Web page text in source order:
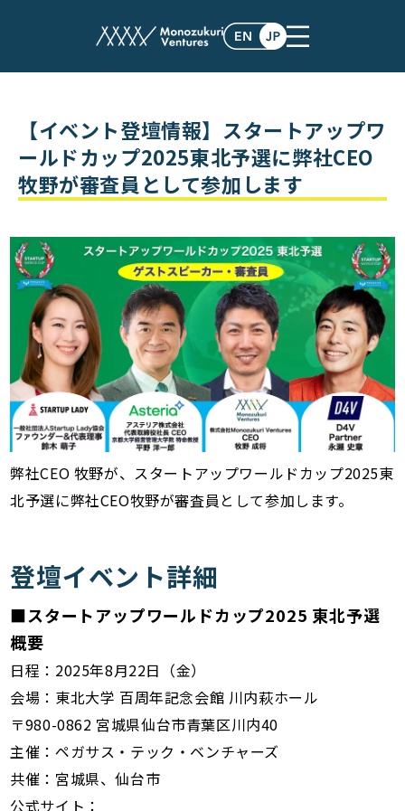
events
【イベント登壇情報】スタートアップワ
ールドカップ2025東北予選に弊社CEO
牧野が審査員として参加します
弊社CEO 牧野が、スタートアップワールドカップ2025東
北予選に弊社CEO牧野が審査員として参加します。
登壇イベント詳細
■スタートアップワールドカップ2025 東北予選
概要
日程：2025年8月22日（金）
会場：東北大学 百周年記念会館 川内萩ホール
〒980-0862 宮城県仙台市青葉区川内40
主催：ペガサス・テック・ベンチャーズ
共催：宮城県、仙台市
公式サイト：